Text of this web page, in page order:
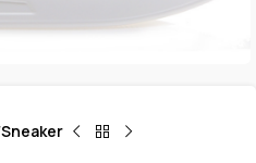
Sneaker